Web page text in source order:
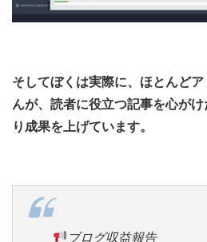
そしてぼくは実際に、ほとんど
んが、読者に役立つ記事を心が
り成果を上げています。
ブログ収益報告